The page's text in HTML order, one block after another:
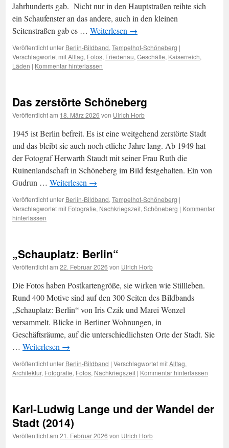
Jahrhunderts gab. Nicht nur in den Hauptstraßen reihte sich
ein Schaufenster an das andere, auch in den kleinen
Seitenstraßen gab es … Weiterlesen →
Veröffentlicht unter Berlin-Bildband, Tempelhof-Schöneberg |
Verschlagwortet mitAlltag, Fotos, Friedenau, Geschäfte, Kaiserreich,
Läden | Kommentar hinterlassen
Das zerstörte Schöneberg
Veröffentlicht am 18. März 2026 von Ulrich Horb
1945 ist Berlin befreit. Es ist eine weitgehend zerstörte Stadt
und das bleibt sie auch noch etliche Jahre lang. Ab 1949 hat
der Fotograf Herwarth Staudt mit seiner Frau Ruth die
Ruinenlandschaft in Schöneberg im Bild festgehalten. Ein von
Gudrun … Weiterlesen →
Veröffentlicht unter Berlin-Bildband, Tempelhof-Schöneberg |
Verschlagwortet mit Fotografie, Nachkriegszeit, Schöneberg | Kommentar
hinterlassen
„Schauplatz: Berlin“
Veröffentlicht am 22. Februar 2026 von Ulrich Horb
Die Fotos haben Postkartengröße, sie wirken wie Stillleben.
Rund 400 Motive sind auf den 300 Seiten des Bildbands
„Schauplatz: Berlin“ von Iris Czák und Marei Wenzel
versammelt. Blicke in Berliner Wohnungen, in
Geschäftsräume, auf die unterschiedlichsten Orte der Stadt. Sie
… Weiterlesen →
Veröffentlicht unter Berlin-Bildband | Verschlagwortet mitAlltag,
Architektur, Fotografie, Fotos, Nachkriegszeit | Kommentar hinterlassen
Karl-Ludwig Lange und der Wandel der
Stadt (2014)
Veröffentlicht am 21. Februar 2026 von Ulrich Horb